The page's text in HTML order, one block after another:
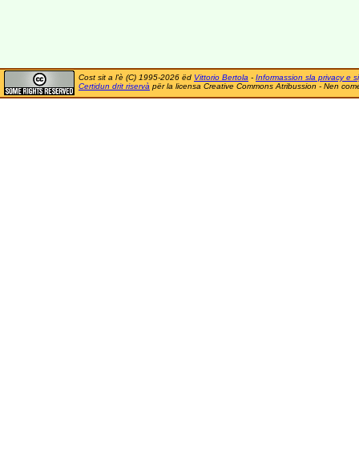
Cost sit a l'è (C) 1995-2026 ëd Vittorio Bertola - Informassion sla privacy e
Certidun drit riservà për la licensa Creative Commons Atribussion - Nen